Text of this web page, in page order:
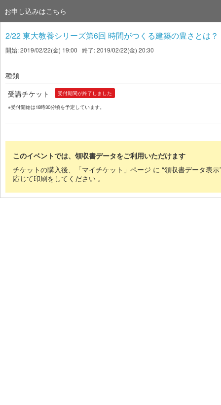
お申し込みはこちら
2/22 東大教養シリーズ第6回 時間がつくる建築の豊さとは？
開始: 2019/02/22(金) 19:00 終了: 2019/02/22(金) 20:30
種類
受講チケット
受付期間が終了しました
※受付開始は18時30分頃を予定しています。
このイベントでは、領収書データをご利用いただけます
チケットの購入後、「マイチケット」ページ に “領収書データ表
応じて印刷をしてください 。